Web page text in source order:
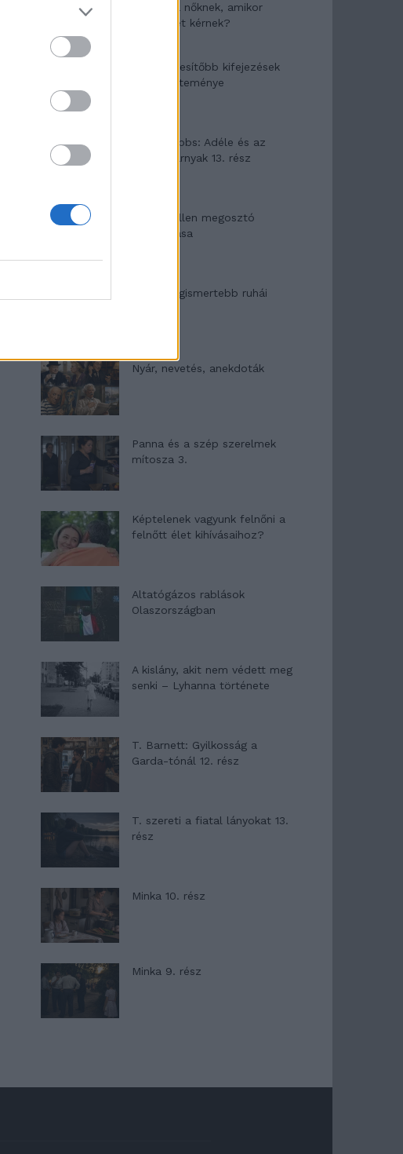
hiszünk a nőknek, amikor
segítséget kérnek?
A legidegesítőbb kifejezések
laza gyűjteménye
Elyna Robbs: Adéle és az
örökölt árnyak 13. rész
Woody Allen megosztó
zsenialitása
A világ legismertebb ruhái
Nyár, nevetés, anekdoták
Panna és a szép szerelmek
mítosza 3.
Képtelenek vagyunk felnőni a
felnőtt élet kihívásaihoz?
Altatógázos rablások
Olaszországban
A kislány, akit nem védett meg
senki – Lyhanna története
T. Barnett: Gyilkosság a
Garda-tónál 12. rész
T. szereti a fiatal lányokat 13.
rész
Minka 10. rész
Minka 9. rész